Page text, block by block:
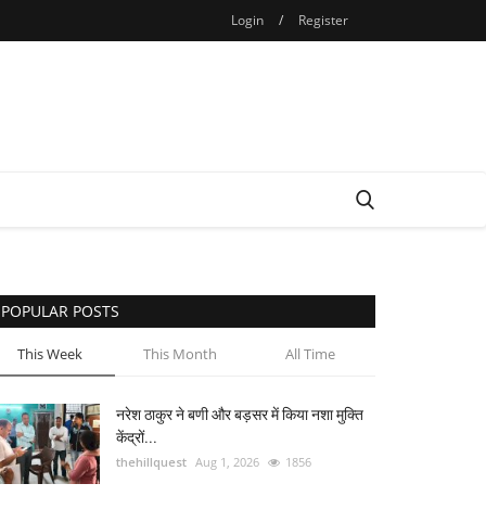
Login / Register
POPULAR POSTS
This Week This Month All Time
नरेश ठाकुर ने बणी और बड़सर में किया नशा मुक्ति
केंद्रों...
thehillquest Aug 1, 2026 1856